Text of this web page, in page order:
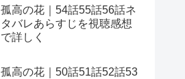
孤高の花｜54話55話56話ネ
タバレあらすじを視聴感想
で詳しく
孤高の花｜50話51話52話53